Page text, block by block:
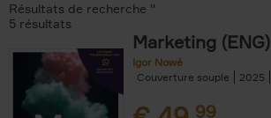
Résultats de recherche ''
5 résultats
Marketing (ENG)
Igor Nowé
Couverture souple
2025
99